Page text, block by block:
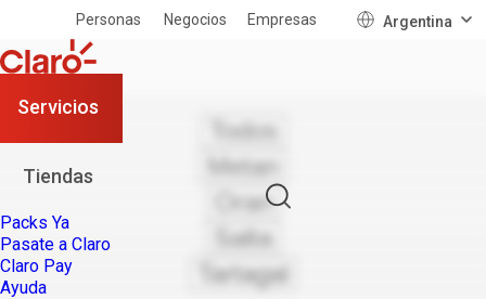
Personas Negocios Empresas Argentina
Servicios
Tiendas
Packs Ya
Pasate a Claro
Claro Pay
Ayuda
Todos
Metan
Oran
Salta
Tartagal